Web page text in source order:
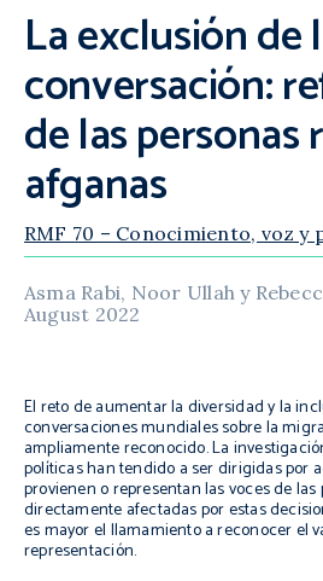
La exclusión de
conversación:
de las personas
afganas
RMF 70 – Conocimiento, voz y
Asma Rabi, Noor Ullah y
August 2022
El reto de aumentar la diversidad y la
conversaciones mundiales sobre la
ampliamente reconocido. La
políticas han tendido a ser dirigidas por
provienen o representan las voces de
directamente afectadas por estas
es mayor el llamamiento a reconocer el
representación.